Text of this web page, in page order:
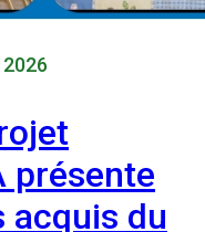
présente
acquis du